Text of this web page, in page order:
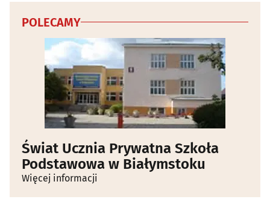
POLECAMY
Świat Ucznia Prywatna Szkoła
Podstawowa w Białymstoku
Więcej informacji